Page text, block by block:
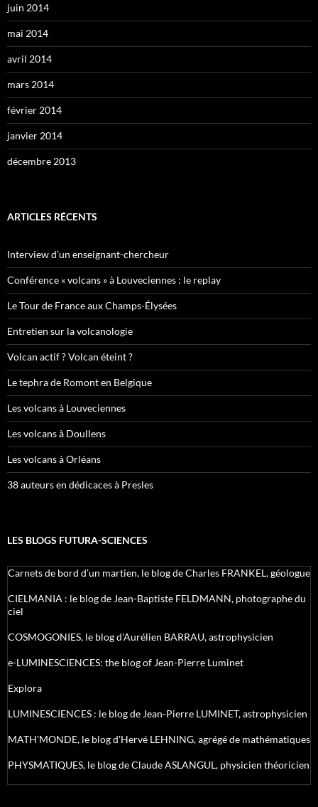
juin 2014
mai 2014
avril 2014
mars 2014
février 2014
janvier 2014
décembre 2013
ARTICLES RÉCENTS
Interview d’un enseignant-chercheur
Conférence « volcans » à Louveciennes : le replay
Le Tour de France aux Champs-Élysées
Entretien sur la volcanologie
Volcan actif ? Volcan éteint ?
Le tephra de Romont en Belgique
Les volcans à Louveciennes
Les volcans à Doullens
Les volcans à Orléans
38 auteurs en dédicaces à Presles
LES BLOGS FUTURA-SCIENCES
Carnets de bord d’un martien, le blog de Charles FRANKEL, géologue
CIELMANIA : le blog de Jean-Baptiste FELDMANN, photographe du
ciel
COSMOGONIES, le blog d'Aurélien BARRAU, astrophysicien
e-LUMINESCIENCES: the blog of Jean-Pierre Luminet
Explora
LUMINESCIENCES : le blog de Jean-Pierre LUMINET, astrophysicien
MATH'MONDE, le blog d'Hervé LEHNING, agrégé de mathématiques
PHYSMATIQUES, le blog de Claude ASLANGUL, physicien théoricien